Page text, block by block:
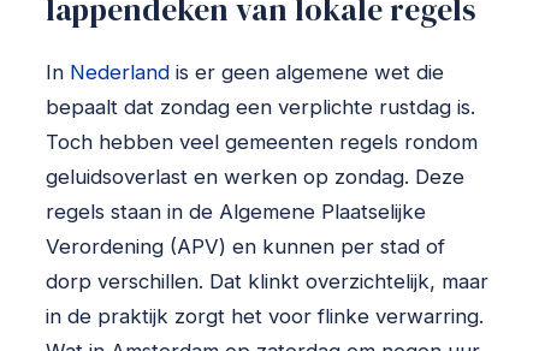
lappendeken van lokale regels
In Nederland is er geen algemene wet die
bepaalt dat zondag een verplichte rustdag is.
Toch hebben veel gemeenten regels rondom
geluidsoverlast en werken op zondag. Deze
regels staan in de Algemene Plaatselijke
Verordening (APV) en kunnen per stad of
dorp verschillen. Dat klinkt overzichtelijk, maar
in de praktijk zorgt het voor flinke verwarring.